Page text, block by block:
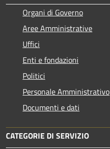
Organi di Governo
Aree Amministrative
Uffici
Enti e fondazioni
Politici
Personale Amministrativo
Documenti e dati
CATEGORIE DI SERVIZIO